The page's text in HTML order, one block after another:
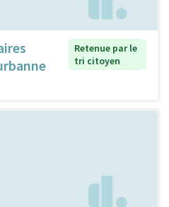
Retenue par le
tri citoyen